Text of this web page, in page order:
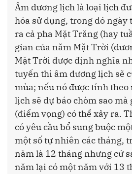
Âm dương lịch là loại lịch
hóa sử dụng, trong đó ngày
ra cả pha Mặt Trăng (hay
gian của năm Mặt Trời
Mặt Trời được định nghĩa
tuyến thì âm dương lịch sẽ
mùa; nếu nó được tính
lịch sẽ dự báo chòm sao
(điểm vọng) có thể xảy ra.
có yêu cầu bổ sung buộc
một số tự nhiên các tháng,
năm là 12 tháng nhưng cứ
năm lại có một năm với 13